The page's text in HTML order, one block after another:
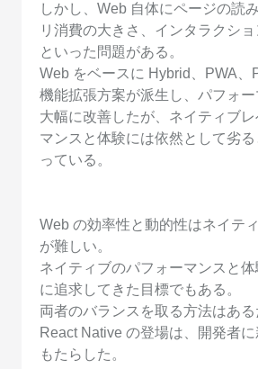
しかし、Web 自体にページの読
リ消費の大きさ、インタラクシ
といった問題がある。
Web をベースに Hybrid、PWA、
機能拡張方案が派生し、パフォ
大幅に改善したが、ネイティブ
マンスと体験には依然として劣
っている。
Web の効率性と動的性はネイテ
が難しい。
ネイティブのパフォーマンスと
に追求してきた目標でもある。
両者のバランスを取る方法はある
React Native の登場は、開発者
もたらした。